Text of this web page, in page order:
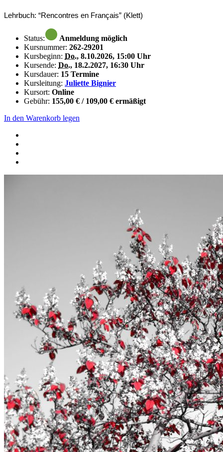
Lehrbuch: “Rencontres en Français” (Klett)
Status:
Anmeldung möglich
Kursnummer: 262-29201
Kursbeginn: Do., 8.10.2026, 15:00 Uhr
Kursende: Do., 18.2.2027, 16:30 Uhr
Kursdauer: 15 Termine
Kursleitung: Juliette Bignier
Kursort: Online
Gebühr: 155,00 € / 109,00 € ermäßigt
In den Warenkorb legen